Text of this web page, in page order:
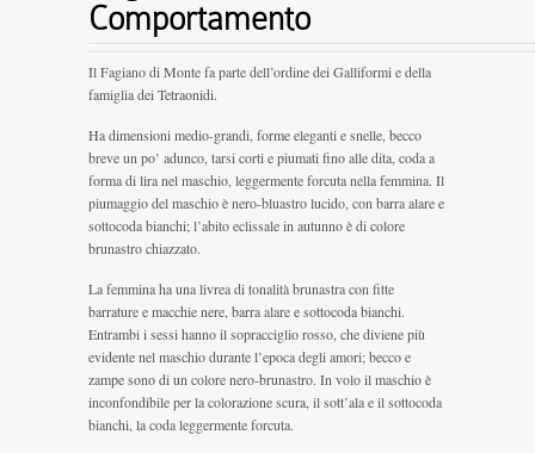
Comportamento
Il Fagiano di Monte fa parte dell’ordine dei Galliformi e della
famiglia dei Tetraonidi.
Ha dimensioni medio-grandi, forme eleganti e snelle, becco
breve un po’ adunco, tarsi corti e piumati fino alle dita, coda a
forma di lira nel maschio, leggermente forcuta nella femmina. Il
piumaggio del maschio è nero-bluastro lucido, con barra alare e
sottocoda bianchi; l’abito eclissale in autunno è di colore
brunastro chiazzato.
La femmina ha una livrea di tonalità brunastra con fitte
barrature e macchie nere, barra alare e sottocoda bianchi.
Entrambi i sessi hanno il sopracciglio rosso, che diviene più
evidente nel maschio durante l’epoca degli amori; becco e
zampe sono di un colore nero-brunastro. In volo il maschio è
inconfondibile per la colorazione scura, il sott’ala e il sottocoda
bianchi, la coda leggermente forcuta.